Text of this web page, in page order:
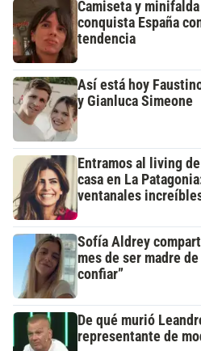
Camiseta y
conquista España
tendencia
Así está hoy
y Gianluca Simeone
Entramos al living
casa en La
ventanales
Sofía Aldrey
mes de ser madre
confiar”
De qué murió
representante de